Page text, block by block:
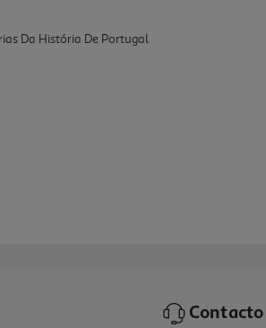
Da História De Portugal
Contacto